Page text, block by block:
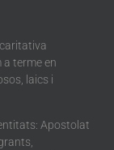
terme en
laics i
Apostolat